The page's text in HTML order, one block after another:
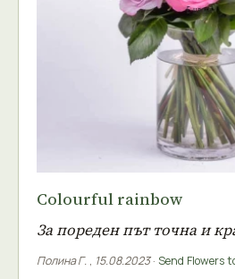
Colourful rainbow
За пореден път точна и
Полина Г. , 15.08.2023· Send Flowers